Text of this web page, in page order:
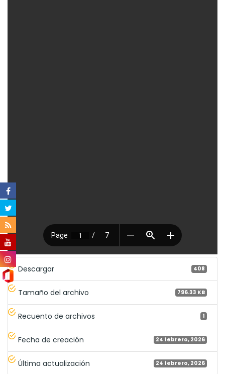
Descargar 408
Tamaño del archivo 796.33 KB
Recuento de archivos 1
Fecha de creación 24 febrero, 2026
Última actualización 24 febrero, 2026